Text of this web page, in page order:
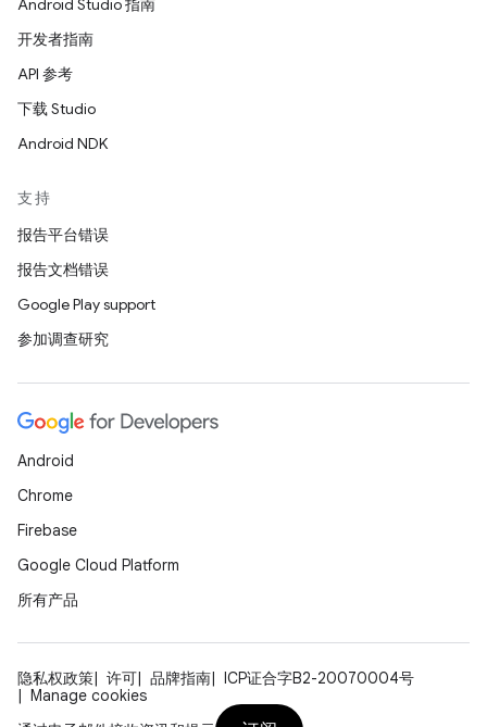
Android Studio 指南
开发者指南
API 参考
下载 Studio
Android NDK
支持
报告平台错误
报告文档错误
Google Play support
参加调查研究
Android
Chrome
Firebase
Google Cloud Platform
所有产品
隐私权政策 许可 品牌指南
ICP证合字B2-20070004号
Manage cookies